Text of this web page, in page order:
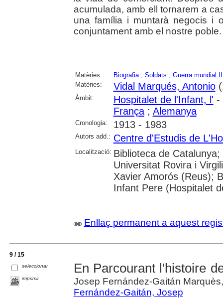
acumulada, amb ell tornarem a
una família i muntarà negocis i
conjuntament amb el nostre poble.
Matèries: Biografia; Soldats ; Guerra mundial II
Matèries:
Vidal Marqués, Antonio
Àmbit: Hospitalet de l'Infant, l' -
França; Alemanya
Cronologia: 1913 - 1983
Autors add.: Centre d'Estudis de
Localització: Biblioteca de
Universitat Rovira i
Xavier Amorós (Reus);
Infant Pere (Hospitalet
Enllaç permanent a aquest
9 / 15
seleccionar
imprimir
En Parcourant l'histoire
Josep Fernández-Gaitán
Fernández-Gaitán, Josep